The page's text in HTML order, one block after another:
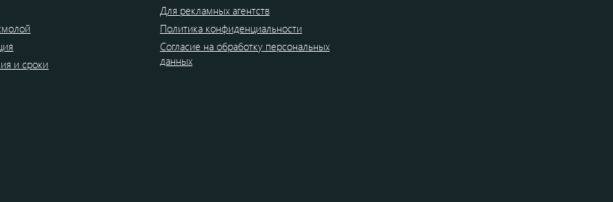
и сроки
Для рекламных агентств
Политика конфиденциальности
Согласие на обработку персональных
данных